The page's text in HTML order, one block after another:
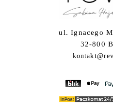
ul. Ignacego
32-800